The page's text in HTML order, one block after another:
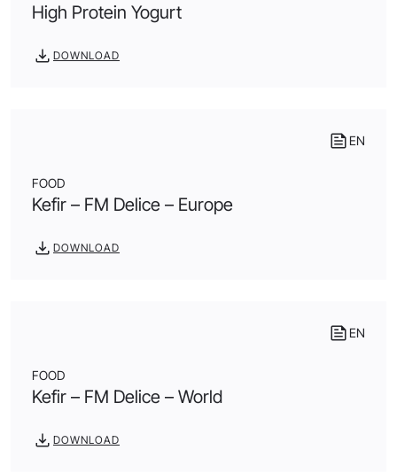
High Protein Yogurt
DOWNLOAD
EN
FOOD
Kefir – FM Delice – Europe
DOWNLOAD
EN
FOOD
Kefir – FM Delice – World
DOWNLOAD